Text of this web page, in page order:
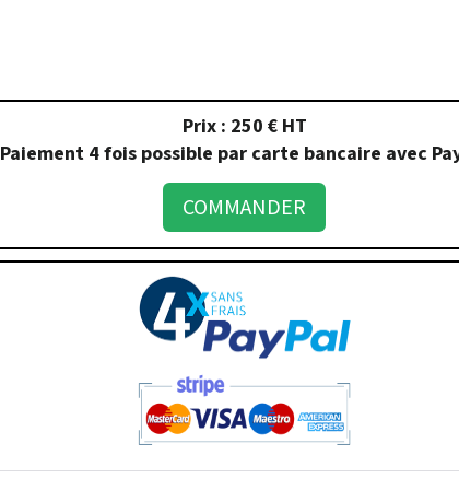
Prix : 250 € HT
Paiement 4 fois possible par carte bancaire avec
COMMANDER